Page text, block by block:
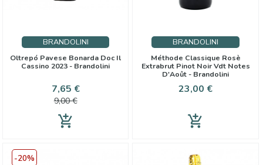
BRANDOLINI
Oltrepó Pavese Bonarda Doc Il
Cassino 2023 - Brandolini
Prix
7,65 €Prix
9,00 €
add_shopping_cart
BRANDOLINI
Méthode Classique Rosè
Extrabrut Pinot Noir Vdt Notes
D'Août - Brandolini
Prix
23,00 €
add_shopping_cart
-20%